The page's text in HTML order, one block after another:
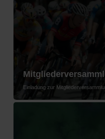
Einladung zur